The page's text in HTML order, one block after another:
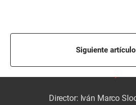
Siguiente artículo
Director: Iván Marco